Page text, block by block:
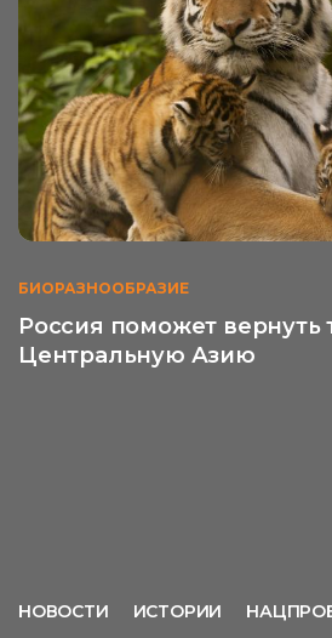
БИОРАЗНООБРАЗИЕ
Россия поможет вернуть
Центральную Азию
НОВОСТИ ИСТОРИИ